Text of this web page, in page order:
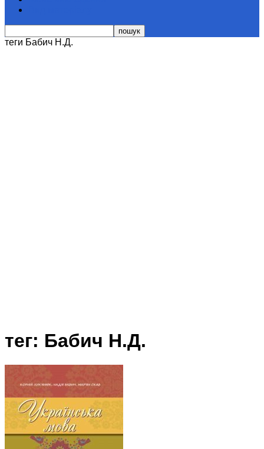
теги Бабич Н.Д.
тег: Бабич Н.Д.